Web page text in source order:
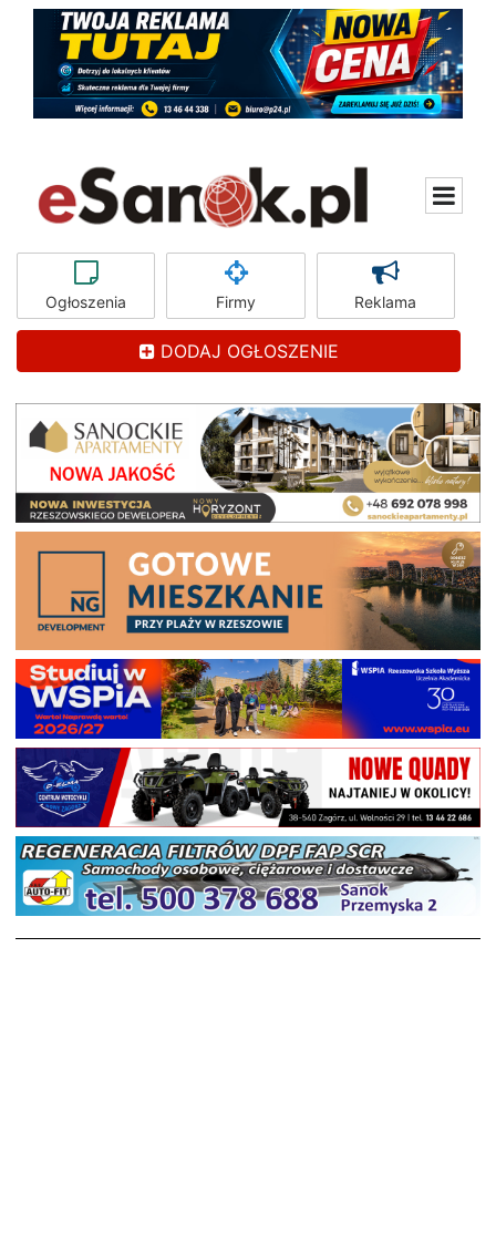
Ogłoszenia Firmy Reklama
DODAJ OGŁOSZENIE